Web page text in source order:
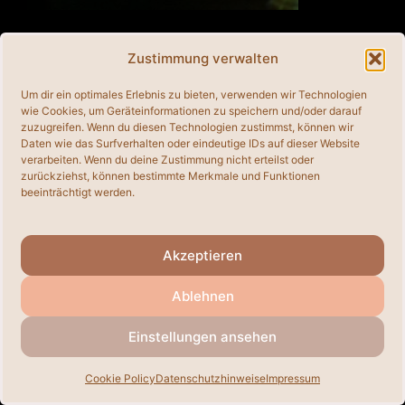
Zustimmung verwalten
Um dir ein optimales Erlebnis zu bieten, verwenden wir Technologien
wie Cookies, um Geräteinformationen zu speichern und/oder darauf
zuzugreifen. Wenn du diesen Technologien zustimmst, können wir
Daten wie das Surfverhalten oder eindeutige IDs auf dieser Website
verarbeiten. Wenn du deine Zustimmung nicht erteilst oder
zurückziehst, können bestimmte Merkmale und Funktionen
beeinträchtigt werden.
Akzeptieren
Ablehnen
Einstellungen ansehen
Cookie PolicyDatenschutzhinweiseImpressum
© 2026• Erstellt mitGeneratePress